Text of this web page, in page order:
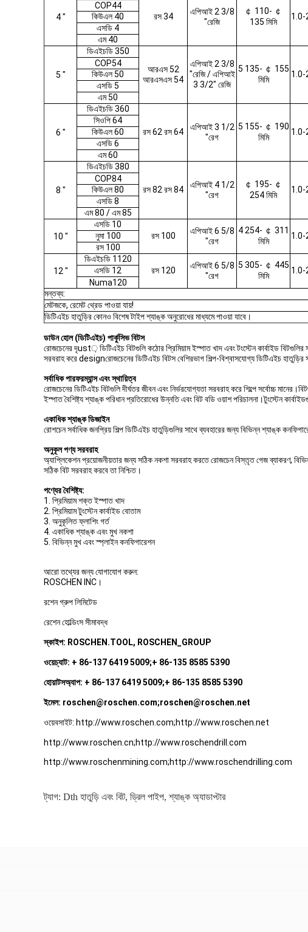
4 " রস 34
এপিআই 2 3/8
"রেজি
￠ 110- ￠
135 মিমি
1.0-
COP44
কিউএল 40
এসডি 4
এম 40
5 "
ডিএইচডি 350
আরএস 52
আরএসএস 54
এপিআই 2 3/8
"রেজি / এপিআই
3 3/2" রেজি
5 135- ￠ 155
মিমি
1.0-
COP54
কিউএল 50
এসডি 5
এম 50
6 "
ডিএইচডি 360
রস 62 রস 64
এপিআই 3 1/2
"রেগ
5 155- ￠ 190
মিমি
1.0-
সিওপি 64
কিউএল 60
এসডি 6
এম 60
8 "
ডিএইচডি 380
রস 82 রস 84
এপিআই 4 1/2
"রেগ
￠ 195- ￠
254 মিমি
1.0-
COP84
কিউএল 80
এসডি 8
এম 80 / এম 85
10 "
এসডি 10
রস 100
এপিআই 6 5/8
"রেগ
4 254- ￠ 311
মিমি
1.0-
নুমা 100
রস 100
12 "
ডিএইচডি 1120
রস 120
এপিআই 6 5/8
"রেগ
5 305- ￠ 445
মিমি
1.0-
এসডি 12
Numa120
মন্তব্য:
মেটজকে, রেমেট থ্রেড পাওয়া যায়!
ডিটিএইচ হাতুড়ির কোনও বিশেষ টাইপ শ্যাঙ্ক অনুরোধের মাধ্যমে পাওয়া যাবে।
ডাউন হোল (ডিটিএইচ) পার্কুসিভ বিটস
রোজচেনের দৃust় ডিটিএইচ বিটগুলি কঠোর প্রিমিয়াম ইস্পাত খাদ এবং টংস্টেন কার্বাইড
সরবরাহ করে designরোজচেনের ডিটিএইচ বিটস বেশিরভাগ শিল্প-বিশ্বাসযোগ্য ডিটিএইচ হাতুড়ির
সর্বাধিক পারফরম্যান্স এবং স্থায়িত্ব
রোজচেনের ডিটিএইচ বিটগুলি দীর্ঘতর জীবন এবং নির্ভরযোগ্যতা সরবরাহ করে শিল্পে সর্বোচ্চ
ইস্পাত বৈশিষ্ট্য শ্যাঙ্ক পরিধান প্রতিরোধের উন্নতি এবং বিট বডি ওয়াশ পরিচালনা।টুংস্টেন
একাধিক শ্যাঙ্ক ডিজাইন
রোশচেন সর্বাধিক জনপ্রিয় শিল্প ডিটিএইচ হাতুড়িগুলির সাথে ব্যবহারের জন্য বিভিন্ন শ্যাঙ্ক
অনুকূল পণ্য সরবরাহ
অ্যাপ্লিকেশন প্রয়োজনীয়তার জন্য সঠিক নকশা সরবরাহ করতে রোজচেন বিস্তৃত গেজ ব্যাকরণ,
সঠিক বিট সরবরাহ করবে তা নিশ্চিত।
পণ্যের বৈশিষ্ট্য:
1. প্রিমিয়াম শক্ত ইস্পাত খাদ
2. প্রিমিয়াম টুংস্টেন কার্বাইড বোতাম
3. অনুকূলিত ফ্লাশিং গর্ত
4. একাধিক শ্যাঙ্ক এবং মুখ নকশা
5. বিভিন্ন মুখ এবং স্প্লাইন কনফিগারেশন
আরো তথ্যের জন্য যোগাযোগ করুন:
ROSCHEN INC।
রশেন গ্রুপ লিমিটেড
রেশেন হোল্ডিংস সীমাবদ্ধ
স্কাইপ: ROSCHEN.TOOL, ROSCHEN_GROUP
ওয়েচ্যাট: + 86-137 6419 5009;+ 86-135 8585 5390
হোয়াটসঅ্যাপ: + 86-137 6419 5009;+ 86-135 8585 5390
ইমেল: roschen@roschen.com;roschen@roschen.net
ওয়েবসাইট: http://www.roschen.com;http://www.roschen.net
http://www.roschen.cn;http://www.roschendrill.com
http://www.roschenmining.com;http://www.roschendrilling.com
ট্যাগ: Dth হাতুড়ি এবং বিট, ড্রিল পাইপ, শ্যাঙ্ক অ্যাডাপ্টার